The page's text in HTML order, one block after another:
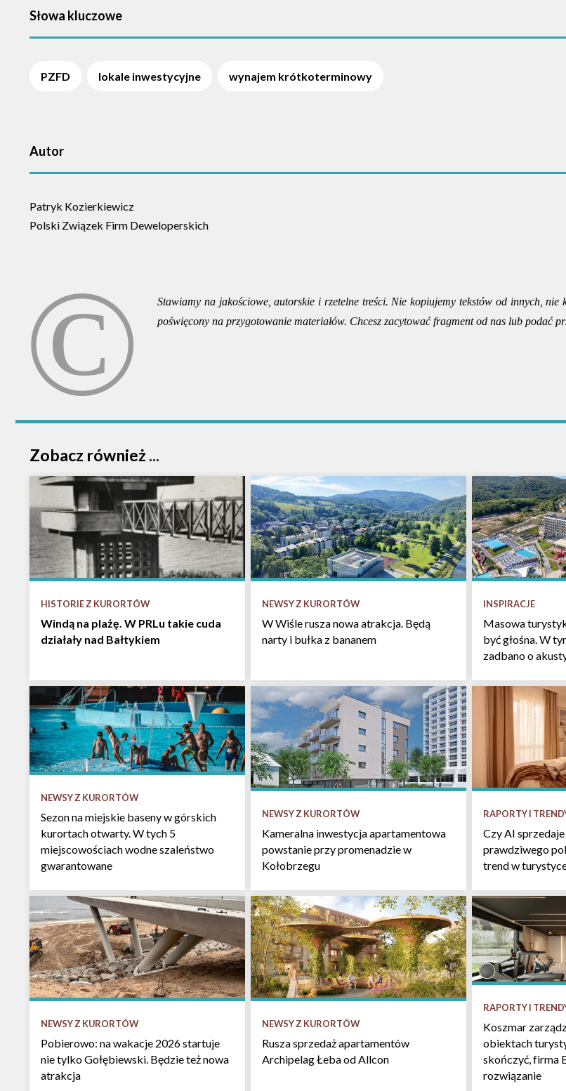
Słowa kluczowe
PZFD lokale inwestycyjne wynajem krótkoterminowy
Autor
Patryk Kozierkiewicz
Polski Związek Firm Deweloperskich
Stawiamy na jakościowe, autorskie i rzetelne treści. Nie kopiujemy tekstów od innych,
poświęcony na przygotowanie materiałów. Chcesz zacytować fragment od nas lub podać
Zobacz również ...
HISTORIE Z KURORTÓW
Windą na plażę. W PRLu takie cuda
działały nad Bałtykiem
NEWSY Z KURORTÓW
W Wiśle rusza nowa atrakcja. Będą
narty i bułka z bananem
INSPIRACJE
Masowa
być głośna. W
zadbano o
NEWSY Z KURORTÓW
Sezon na miejskie baseny w górskich
kurortach otwarty. W tych 5
miejscowościach wodne szaleństwo
gwarantowane
NEWSY Z KURORTÓW
Kameralna inwestycja apartamentowa
powstanie przy promenadzie w
Kołobrzegu
RAPORTY I
Czy AI
prawdziwego
trend w
NEWSY Z KURORTÓW
Pobierowo: na wakacje 2026 startuje
nie tylko Gołębiewski. Będzie też nowa
atrakcja
NEWSY Z KURORTÓW
Rusza sprzedaż apartamentów
Archipelag Łeba od Allcon
RAPORTY I
Koszmar
obiektach
skończyć, firma
rozwiązanie